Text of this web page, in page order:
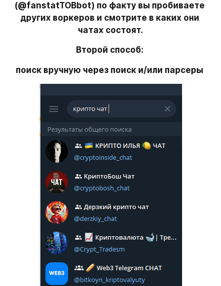
(@fanstatTOBbot) по факту вы пробиваете
других воркеров и смотрите в каких они
чатах состоят.
Второй способ:
поиск вручную через поиск и/или парсеры